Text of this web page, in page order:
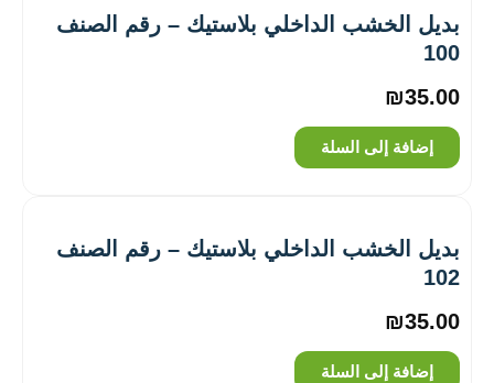
بديل الخشب الداخلي بلاستيك – رقم الصنف
100
₪35.00
إضافة إلى السلة
بديل الخشب الداخلي بلاستيك – رقم الصنف
102
₪35.00
إضافة إلى السلة